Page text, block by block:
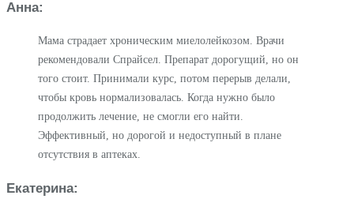
Анна:
Мама страдает хроническим миелолейкозом. Врачи
рекомендовали Спрайсел. Препарат дорогущий, но он
того стоит. Принимали курс, потом перерыв делали,
чтобы кровь нормализовалась. Когда нужно было
продолжить лечение, не смогли его найти.
Эффективный, но дорогой и недоступный в плане
отсутствия в аптеках.
Екатерина: